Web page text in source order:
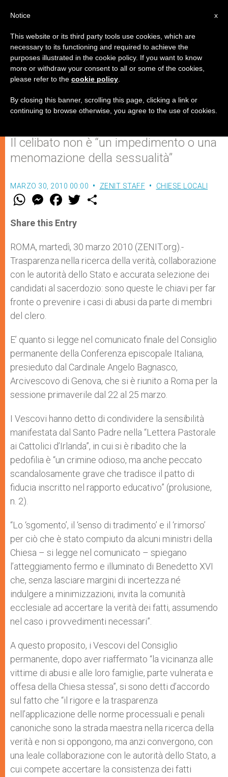
Vescovi italiani sugli abusi del
clero: collaborazione con le
autorità
Il celibato non è “un impedimento o una
menomazione della sessualità”
MARZO 30, 2010 00:00 ZENIT STAFF CHIESE LOCALI
W
t
s
p
p
M
e
s
e
g
e
r
F
a
e
b
o
k
w
r
Share this Entry
ROMA, martedì, 30 marzo 2010 (ZENIT.org).-
Trasparenza nella ricerca della verità, collaborazione
con le autorità dello Stato e accurata selezione dei
candidati al sacerdozio: sono queste le chiavi per far
fronte o prevenire i casi di abusi da parte di membri
del clero.
E’ quanto si legge nel comunicato finale del Consiglio
permanente della Conferenza episcopale Italiana,
presieduto dal Cardinale Angelo Bagnasco,
Arcivescovo di Genova, che si è riunito a Roma per la
sessione primaverile dal 22 al 25 marzo.
I Vescovi hanno detto di condividere la sensibilità
manifestata dal Santo Padre nella “Lettera Pastorale
ai Cattolici d’Irlanda”, in cui si è ribadito che la
pedofilia è “un crimine odioso, ma anche peccato
scandalosamente grave che tradisce il patto di
fiducia inscritto nel rapporto educativo” (prolusione,
n. 2).
“Lo ‘sgomento’, il ‘senso di tradimento’ e il ‘rimorso’
per ciò che è stato compiuto da alcuni ministri della
Chiesa – si legge nel comunicato – spiegano
l’atteggiamento fermo e illuminato di Benedetto XVI
che, senza lasciare margini di incertezza né
indulgere a minimizzazioni, invita la comunità
ecclesiale ad accertare la verità dei fatti, assumendo
nel caso i provvedimenti necessari”.
A questo proposito, i Vescovi del Consiglio
permanente, dopo aver riaffermato “la vicinanza alle
vittime di abusi e alle loro famiglie, parte vulnerata e
offesa della Chiesa stessa”, si sono detti d’accordo
sul fatto che “il rigore e la trasparenza
nell’applicazione delle norme processuali e penali
canoniche sono la strada maestra nella ricerca della
verità e non si oppongono, ma anzi convergono, con
una leale collaborazione con le autorità dello Stato, a
cui compete accertare la consistenza dei fatti
x
Notice
This website or its third party tools use cookies, which are
necessary to its functioning and required to achieve the
purposes illustrated in the cookie policy. If you want to know
more or withdraw your consent to all or some of the cookies,
please refer to the cookie policy
By closing this banner, scrolling this page, clicking a link or
continuing to browse otherwise, you agree to the use of cookies.